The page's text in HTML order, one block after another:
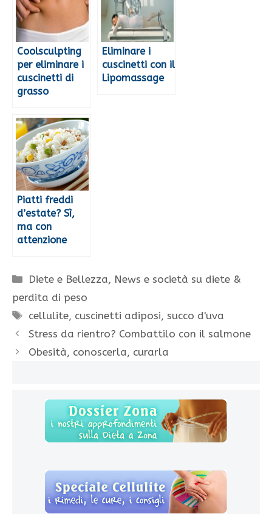
Coolsculpting
per eliminare i
cuscinetti di
grasso
Eliminare i
cuscinetti con il
Lipomassage
Piatti freddi
d’estate? Sì,
ma con
attenzione
Categorie
Diete e Bellezza, News e società su diete &
perdita di peso
Tag
cellulite, cuscinetti adiposi,succo d'uva
Stress da rientro? Combattilo con il salmone
Obesità, conoscerla, curarla